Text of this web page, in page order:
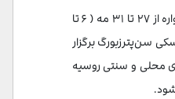
این جشنواره از ۲۷ تا ۳۱ مه ( ۶ تا
سن‌پترزبورگ برگزار
محلی و سنتی روسیه